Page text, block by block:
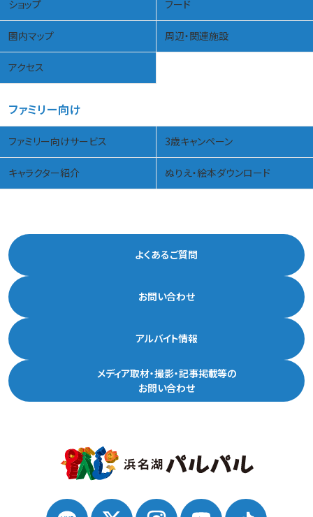
ショップ フード
園内マップ 周辺・関連施設
アクセス
ファミリー向け
ファミリー向けサービス 3歳キャンペーン
キャラクター紹介 ぬりえ・絵本ダウンロード
よくあるご質問
お問い合わせ
アルバイト情報
メディア取材・撮影・記事掲載等の
お問い合わせ